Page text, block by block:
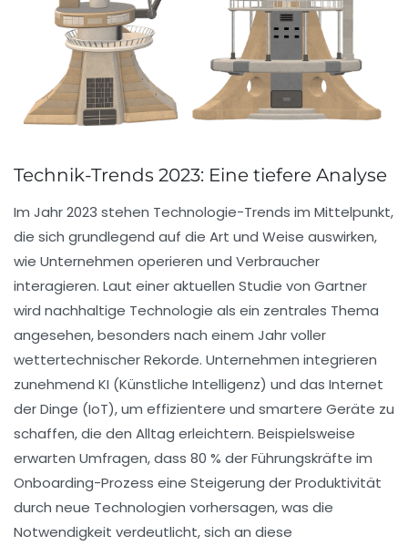
Technik-Trends 2023: Eine tiefere Analyse
Im Jahr 2023 stehen Technologie-Trends im Mittelpunkt,
die sich grundlegend auf die Art und Weise auswirken,
wie Unternehmen operieren und Verbraucher
interagieren. Laut einer aktuellen Studie von Gartner
wird nachhaltige Technologie als ein zentrales Thema
angesehen, besonders nach einem Jahr voller
wettertechnischerRekorde. Unternehmen integrieren
zunehmend KI (Künstliche Intelligenz) und das Internet
der Dinge (IoT), um effizientere und smartere Geräte zu
schaffen, die den Alltag erleichtern. Beispielsweise
erwarten Umfragen, dass 80 % der Führungskräfte im
Onboarding-Prozess eine Steigerung der Produktivität
durch neue Technologien vorhersagen, was die
Notwendigkeit verdeutlicht, sich an diese